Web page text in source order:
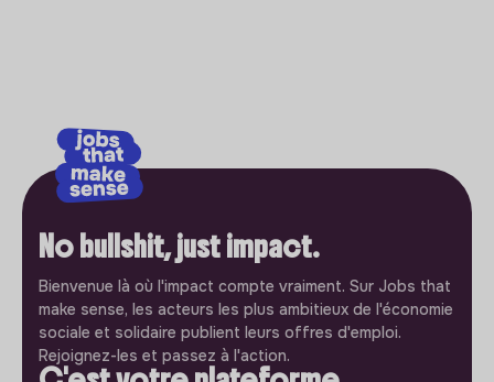
No bullshit, just impact.
Bienvenue là où l'impact compte vraiment. Sur Jobs that
make sense, les acteurs les plus ambitieux de l'économie
sociale et solidaire publient leurs offres d'emploi.
Rejoignez-les et passez à l'action.